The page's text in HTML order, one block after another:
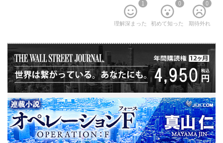
1
理解深まった
0
初めて知った
0
期待外れ